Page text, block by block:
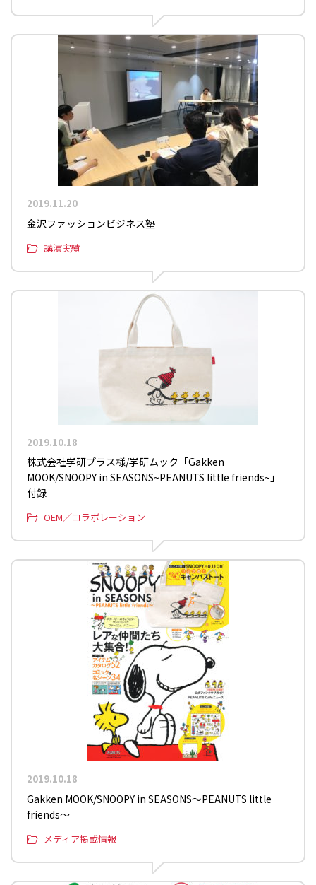
2019.11.20
金沢ファッションビジネス塾
講演実績
2019.10.18
株式会社学研プラス様/学研ムック「Gakken
MOOK/SNOOPY in SEASONS~PEANUTS little friends~」
付録
OEM／コラボレーション
2019.10.18
Gakken MOOK/SNOOPY in SEASONS～PEANUTS little
friends～
メディア掲載情報